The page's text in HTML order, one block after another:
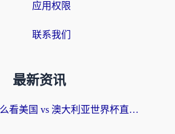
应用权限
联系我们
最新资讯
在国外怎么看美国 vs 澳大利亚世界杯直播？海外党必藏的中文解说观赛指南